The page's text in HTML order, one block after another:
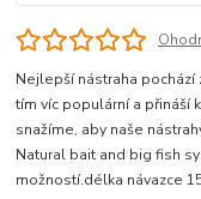
Nejlepší nástraha
tím víc populární a přináší
snažíme, aby naše
Natural bait and big fish
možností.délka návazce